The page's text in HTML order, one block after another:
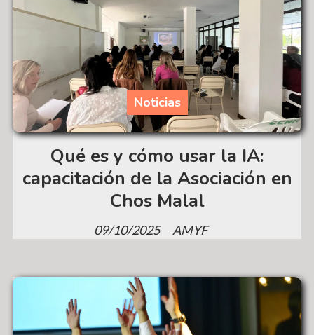
Qué es y cómo usar la IA:
capacitación de la Asociación en
Chos Malal
AMYF
Noticias
09/10/2025